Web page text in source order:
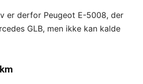
er derfor Peugeot E-5008, der
GLB, men ikke kan kalde